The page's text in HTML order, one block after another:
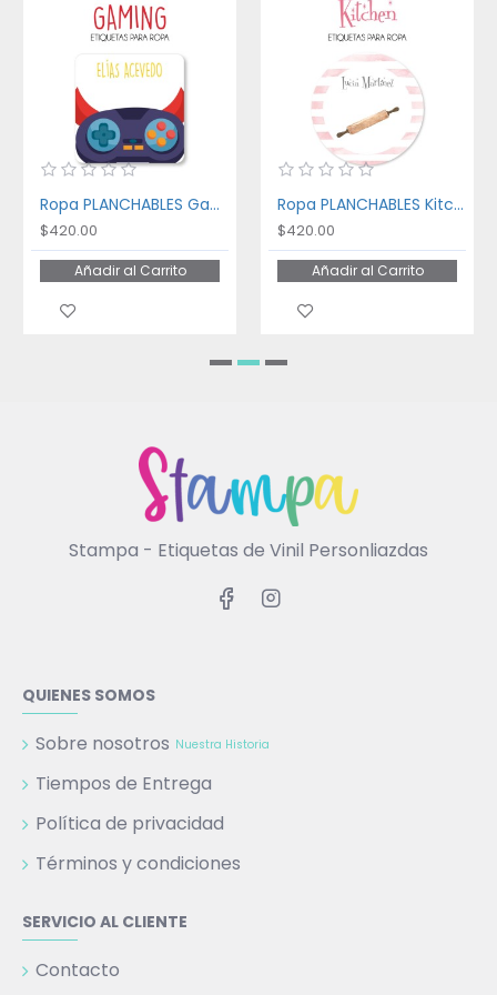
Ropa PLANCHABLES Gaming
$420.00
Añadir al Carrito
Ropa PLANCHABLES Kitchen
$420.00
Añadir al Carrito
Stampa - Etiquetas de Vinil Personliazdas
QUIENES SOMOS
Sobre nosotros Nuestra Historia
Tiempos de Entrega
Política de privacidad
Términos y condiciones
SERVICIO AL CLIENTE
Contacto